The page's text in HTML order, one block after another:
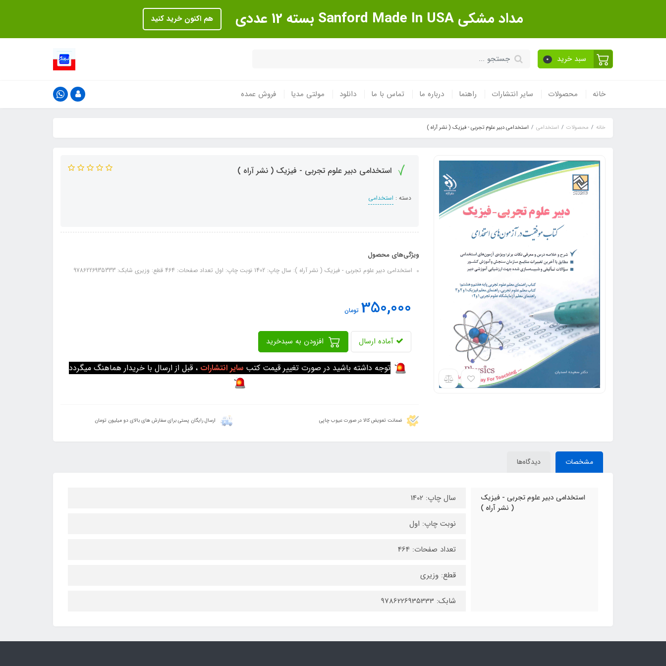
مداد مشکی Sanford Made In USA بسته 12 عددی هم اکنون خرید کنید
سبد خرید 0
خانه محصولات سایر انتشارات راهنما درباره ما تماس با ما دانلود مولتی مدیا فروش عمده
خانه محصولات استخدامی استخدامی دبیر علوم تجربی - فیزیک ( نشر آراه )
استخدامی دبیر علوم تجربی - فیزیک ( نشر آراه )
دسته : استخدامی
ویژگی‌های محصول
استخدامی دبیر علوم تجربی - فیزیک ( نشر آراه ): سال چاپ: 1402 نوبت چاپ: اول تعداد صفحات: 464 قطع: وزیری شابک: 9786226935333
350,000 تومان
آماده ارسال
توجه داشته باشید در صورت تغییر قیمت کتب سایر انتشارات ، قبل از ارسال با خریدار هماهنگ میگردد
ضمانت تعویض کالا در صورت عیوب چاپی ارسال رایگان پستی برای سفارش های بالای دو میلیون تومان
مشخصات دیدگاه‌ها
استخدامی دبیر علوم تجربی - فیزیک
( نشر آراه )
سال چاپ: 1402
نوبت چاپ: اول
تعداد صفحات: 464
قطع: وزیری
شابک: 9786226935333